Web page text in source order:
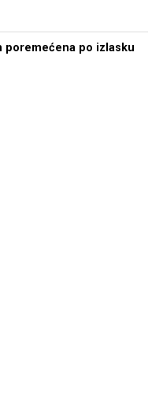
poremećena po izlasku